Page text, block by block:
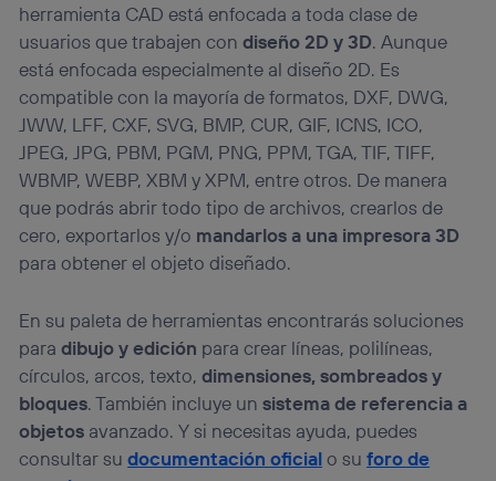
herramienta CAD está enfocada a toda clase de
usuarios que trabajen condiseño 2D y 3D. Aunque
está enfocada especialmente al diseño 2D. Es
compatible con la mayoría de formatos, DXF, DWG,
JWW, LFF, CXF, SVG, BMP, CUR, GIF, ICNS, ICO,
JPEG, JPG, PBM, PGM, PNG, PPM, TGA, TIF, TIFF,
WBMP, WEBP, XBM y XPM, entre otros. De manera
que podrás abrir todo tipo de archivos, crearlos de
cero, exportarlos y/o mandarlos a una impresora 3D
para obtener el objeto diseñado.
En su paleta de herramientas encontrarás soluciones
paradibujo y edición para crear líneas, polilíneas,
círculos, arcos, texto,dimensiones, sombreados y
bloques. También incluye unsistema de referencia a
objetos avanzado. Y si necesitas ayuda, puedes
consultar sudocumentación oficialo suforo de